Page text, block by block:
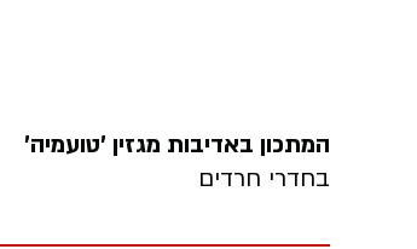
המתכון באדיבות מגזין 'טועמיה'
בחדרי חרדים